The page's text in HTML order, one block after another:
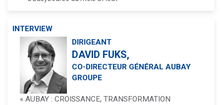
INTERVIEW
DIRIGEANT
DAVID FUKS,
CO-DIRECTEUR GÉNÉRAL AUBAY
GROUPE
« AUBAY : CROISSANCE, TRANSFORMATION